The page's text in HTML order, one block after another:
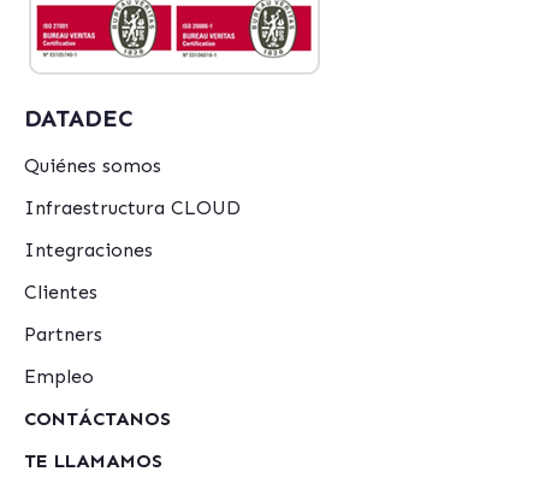
DATADEC
Quiénes somos
Infraestructura CLOUD
Integraciones
Clientes
Partners
Empleo
CONTÁCTANOS
TE LLAMAMOS